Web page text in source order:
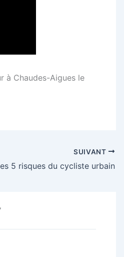
à Chaudes-Aigues le
SUIVANT
5 risques du cycliste urbain